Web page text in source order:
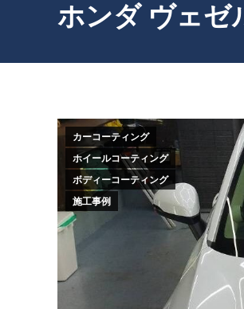
ホンダ ヴェゼ
カーコーティング
ホイールコーティング
ボディーコーティング
施工事例